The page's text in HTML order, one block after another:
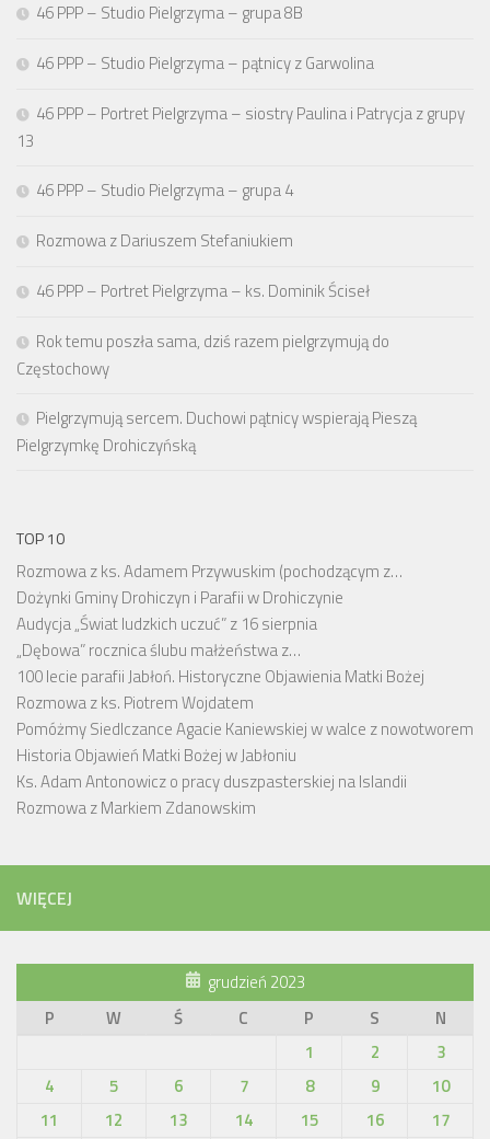
46 PPP – Studio Pielgrzyma – grupa 8B
46 PPP – Studio Pielgrzyma – pątnicy z Garwolina
46 PPP – Portret Pielgrzyma – siostry Paulina i Patrycja z grupy
13
46 PPP – Studio Pielgrzyma – grupa 4
Rozmowa z Dariuszem Stefaniukiem
46 PPP – Portret Pielgrzyma – ks. Dominik Ściseł
Rok temu poszła sama, dziś razem pielgrzymują do
Częstochowy
Pielgrzymują sercem. Duchowi pątnicy wspierają Pieszą
Pielgrzymkę Drohiczyńską
TOP 10
Rozmowa z ks. Adamem Przywuskim (pochodzącym z…
Dożynki Gminy Drohiczyn i Parafii w Drohiczynie
Audycja „Świat ludzkich uczuć” z 16 sierpnia
„Dębowa” rocznica ślubu małżeństwa z…
100 lecie parafii Jabłoń. Historyczne Objawienia Matki Bożej
Rozmowa z ks. Piotrem Wojdatem
Pomóżmy Siedlczance Agacie Kaniewskiej w walce z nowotworem
Historia Objawień Matki Bożej w Jabłoniu
Ks. Adam Antonowicz o pracy duszpasterskiej na Islandii
Rozmowa z Markiem Zdanowskim
WIĘCEJ
grudzień 2023
P
W Ś C P S
N
1
2
3
4
5 6 7 8 9
10
11
12 13 14 15 16
17